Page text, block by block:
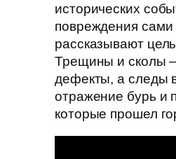
исторических
повреждения сами
рассказывают
Трещины и сколы
дефекты, а следы
отражение бурь и
которые прошел